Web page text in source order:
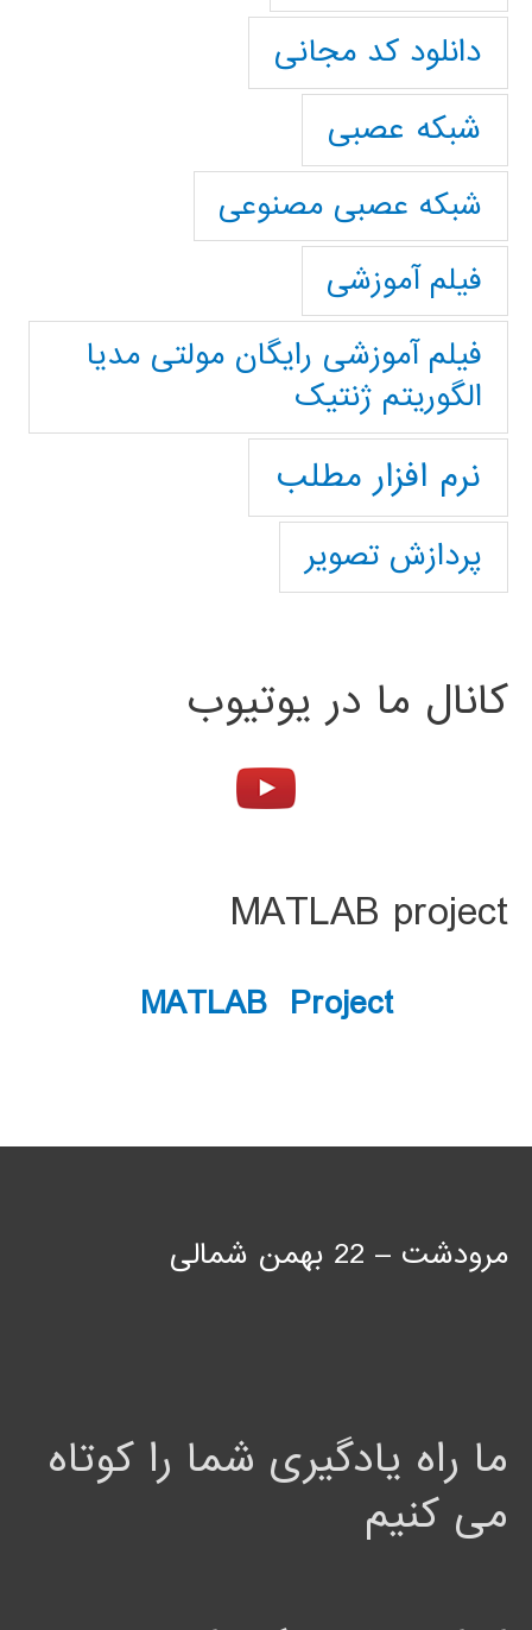
دانلود کد مجانی
شبکه عصبی
شبکه عصبی مصنوعی
فیلم آموزشی
فیلم آموزشی رایگان مولتی مدیا
الگوریتم ژنتیک
نرم افزار مطلب
پردازش تصویر
کانال ما در یوتیوب
MATLAB project
MATLAB Project
مرودشت – 22 بهمن شمالی
ما راه یادگیری شما را کوتاه
می کنیم